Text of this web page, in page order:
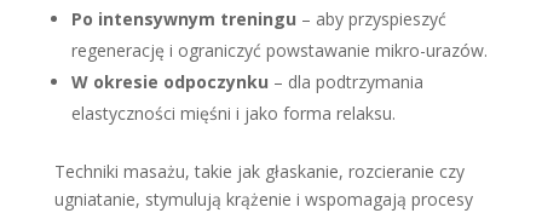
Po intensywnym treningu – aby przyspieszyć
regenerację i ograniczyć powstawanie mikro-urazów.
W okresie odpoczynku – dla podtrzymania
elastyczności mięśni i jako forma relaksu.
Techniki masażu, takie jak głaskanie, rozcieranie czy
ugniatanie, stymulują krążenie i wspomagają procesy